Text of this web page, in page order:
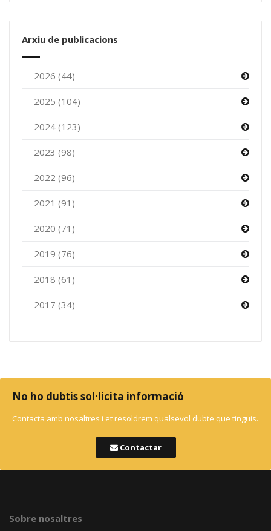
Arxiu de publicacions
2026 (44)
2025 (104)
2024 (123)
2023 (98)
2022 (96)
2021 (91)
2020 (71)
2019 (76)
2018 (61)
2017 (34)
No ho dubtis sol·licita informació
Contacta amb nosaltres i et resoldrem qualsevol dubte que tinguis.
Contactar
Sobre nosaltres